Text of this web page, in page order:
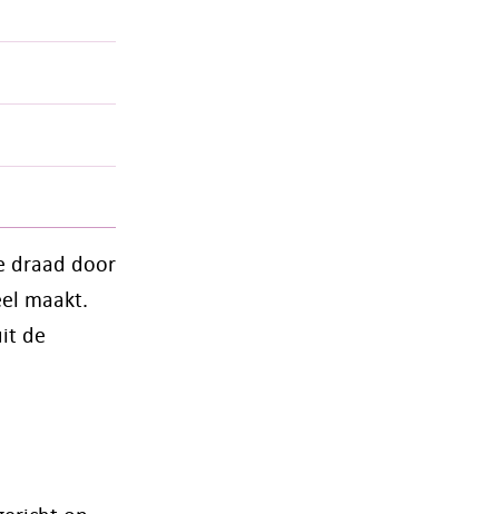
draad door
maakt.
de